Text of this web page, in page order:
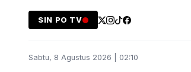
SIN PO TV
Sabtu, 8 Agustus 2026 | 02:10